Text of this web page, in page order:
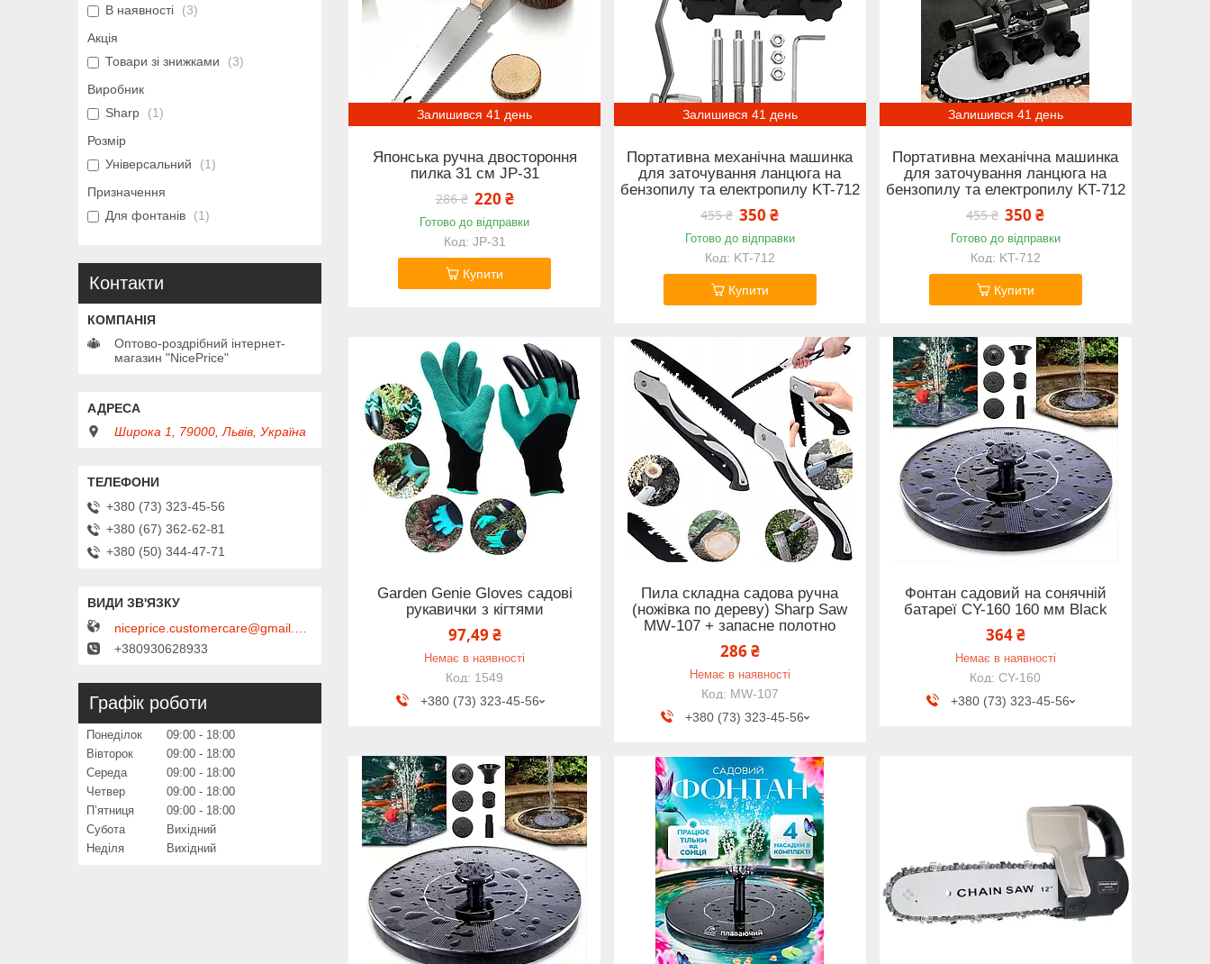
Залишився 41 день
Японська ручна двостороння
пилка 31 см JP-31
286 ₴ 220 ₴
Готово до відправки
JP-31
Купити
Залишився 41 день
Портативна механічна машинка
для заточування ланцюга на
бензопилу та електропилу KT-712
455 ₴ 350 ₴
Готово до відправки
KT-712
Купити
Залишився 41 день
Портативна механічна машинка
для заточування ланцюга на
бензопилу та електропилу KT-712
455 ₴ 350 ₴
Готово до відправки
KT-712
Купити
Garden Genie Gloves садові
рукавички з кігтями
97,49 ₴
Немає в наявності
1549
+380 (73) 323-45-56
Пила складна садова ручна
(ножівка по дереву) Sharp Saw
MW-107 + запасне полотно
286 ₴
Немає в наявності
MW-107
+380 (73) 323-45-56
Фонтан садовий на сонячній
батареї CY-160 160 мм Black
364 ₴
Немає в наявності
CY-160
+380 (73) 323-45-56
В наявності
3
Акція
Товари зі знижками
3
Виробник
Sharp
1
Розмір
Універсальний
1
Призначення
Для фонтанів
1
Контакти
Оптово-роздрібний інтернет-
магазин "NicePrice"
Широка 1, 79000, Львів, Україна
+380 (73) 323-45-56
+380 (67) 362-62-81
+380 (50) 344-47-71
+380930628933
Графік роботи
Понеділок 09:00
18:00
Вівторок
09:00
18:00
Середа
09:00
18:00
Четвер
09:00
18:00
Пʼятниця
09:00
18:00
Субота
Вихідний
Неділя
Вихідний